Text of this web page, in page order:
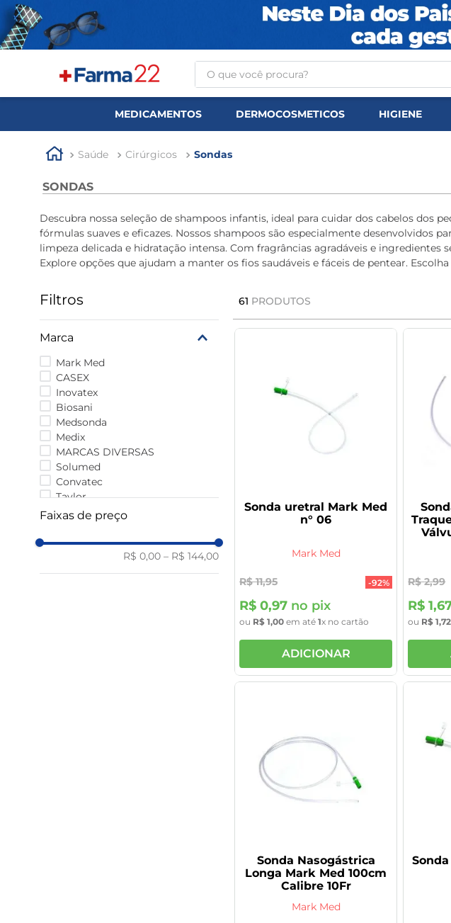
O que você procura?
2º
rosuvastatina 20mg
5º
nutridrink
6º
rosuvastatina
tadalafila 5mg
9º
rivaroxabana 20mg
MEDICAMENTOS DERMOCOSMETICOS HIGIENE
Saúde Cirúrgicos Sondas
SONDAS
Descubra nossa seleção de shampoos infantis, ideal para cuidar dos cabelos dos
fórmulas suaves e eficazes. Nossos shampoos são especialmente desenvolvidos
limpeza delicada e hidratação intensa. Com fragrâncias agradáveis e
Explore opções que ajudam a manter os fios saudáveis e fáceis de pentear.
Filtros
Marca
Mark Med
CASEX
Inovatex
Biosani
Medsonda
Medix
MARCAS DIVERSAS
Solumed
Convatec
Taylor
LAMEDID
COVIDIEN
Faixas de preço
R$ 0,00 – R$ 144,00
61 PRODUTOS
Sonda uretral Mark Med
n° 06
Mark Med
R$ 11,95 -92%
R$ 0,97 no pix
ou R$ 1,00 em até 1x no cartão
ADICIONAR
R$ 2,99
R$ 1,
ou R$ 1,72
Sonda Nasogástrica
Longa Mark Med 100cm
Calibre 10Fr
Mark Med